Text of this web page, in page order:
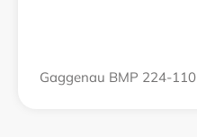
Gaggenau BMP 224-110